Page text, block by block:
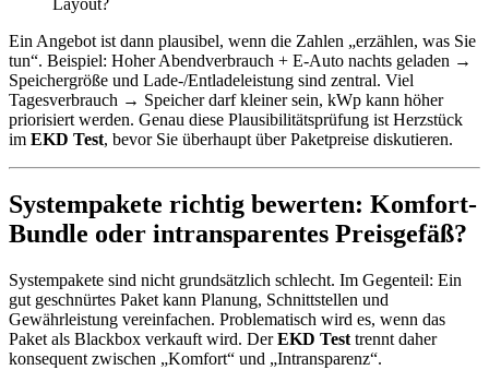
Ein Angebot ist dann plausibel, wenn die Zahlen „erzählen, was Sie
tun“. Beispiel: Hoher Abendverbrauch + E-Auto nachts geladen →
Speichergröße und Lade-/Entladeleistung sind zentral. Viel
Tagesverbrauch → Speicher darf kleiner sein, kWp kann höher
priorisiert werden. Genau diese Plausibilitätsprüfung ist Herzstück
im EKD Test, bevor Sie überhaupt über Paketpreise diskutieren.
Systempakete richtig bewerten: Komfort-
Bundle oder intransparentes Preisgefäß?
Systempakete sind nicht grundsätzlich schlecht. Im Gegenteil: Ein
gut geschnürtes Paket kann Planung, Schnittstellen und
Gewährleistung vereinfachen. Problematisch wird es, wenn das
Paket als Blackbox verkauft wird. DerEKD Test trennt daher
konsequent zwischen „Komfort“ und „Intransparenz“.